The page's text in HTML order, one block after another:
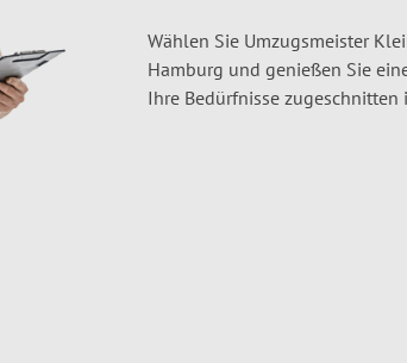
Wählen Sie Umzugsmeister
Hamburg und genießen Sie
Ihre Bedürfnisse zugeschnitten